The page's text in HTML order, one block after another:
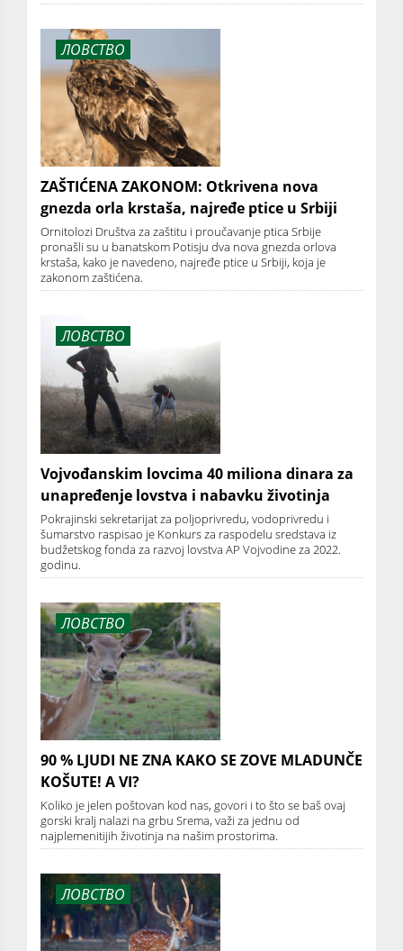
ЛОВСТВО
ZAŠTIĆENA ZAKONOM: Otkrivena nova
gnezda orla krstaša, najređe ptice u Srbiji
Ornitolozi Društva za zaštitu i proučavanje ptica Srbije
pronašli su u banatskom Potisju dva nova gnezda orlova
krstaša, kako je navedeno, najređe ptice u Srbiji, koja je
zakonom zaštićena.
ЛОВСТВО
Vojvođanskim lovcima 40 miliona dinara za
unapređenje lovstva i nabavku životinja
Pokrajinski sekretarijat za poljoprivredu, vodoprivredu i
šumarstvo raspisao je Konkurs za raspodelu sredstava iz
budžetskog fonda za razvoj lovstva AP Vojvodine za 2022.
godinu.
ЛОВСТВО
90 % LJUDI NE ZNA KAKO SE ZOVE MLADUNČE
KOŠUTE! A VI?
Koliko je jelen poštovan kod nas, govori i to što se baš ovaj
gorski kralj nalazi na grbu Srema, važi za jednu od
najplemenitijih životinja na našim prostorima.
ЛОВСТВО